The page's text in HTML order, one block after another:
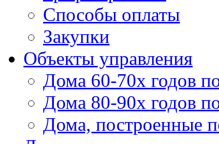
Способы оплаты
Закупки
Объекты управления
Дома 60-70х годов
Дома 80-90х годов
Дома, построенные